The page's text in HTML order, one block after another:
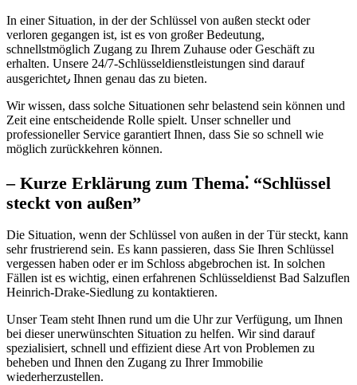
In einer Situation, in der der Schlüssel von außen steckt oder
verloren gegangen ist, ist es von großer Bedeutung,
schnellstmöglich Zugang zu Ihrem Zuhause oder Geschäft zu
erhalten.​ Unsere 24/7-Schlüsseldienstleistungen sind darauf
ausgerichtet٫ Ihnen genau das zu bieten.
Wir wissen, dass solche Situationen sehr belastend sein können und
Zeit eine entscheidende Rolle spielt.​ Unser schneller und
professioneller Service garantiert Ihnen, dass Sie so schnell wie
möglich zurückkehren können.​
– Kurze Erklärung zum Thema⁚ “Schlüssel
steckt von außen”
Die Situation, wenn der Schlüssel von außen in der Tür steckt, kann
sehr frustrierend sein.​ Es kann passieren, dass Sie Ihren Schlüssel
vergessen haben oder er im Schloss abgebrochen ist.​ In solchen
Fällen ist es wichtig, einen erfahrenen Schlüsseldienst Bad Salzuflen
Heinrich-Drake-Siedlung zu kontaktieren.​
Unser Team steht Ihnen rund um die Uhr zur Verfügung, um Ihnen
bei dieser unerwünschten Situation zu helfen.​ Wir sind darauf
spezialisiert, schnell und effizient diese Art von Problemen zu
beheben und Ihnen den Zugang zu Ihrer Immobilie
wiederherzustellen.​